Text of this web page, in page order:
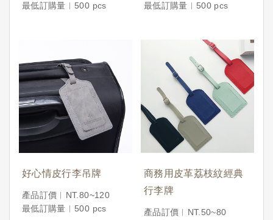
最低訂購量︱500 pcs
最低訂購量︱500 pcs
好心情皮行李吊牌
產品訂價︱NT.80~120
最低訂購量︱500 pcs
商務用皮革荔枝紋經典
行李牌
產品訂價︱NT.50~80